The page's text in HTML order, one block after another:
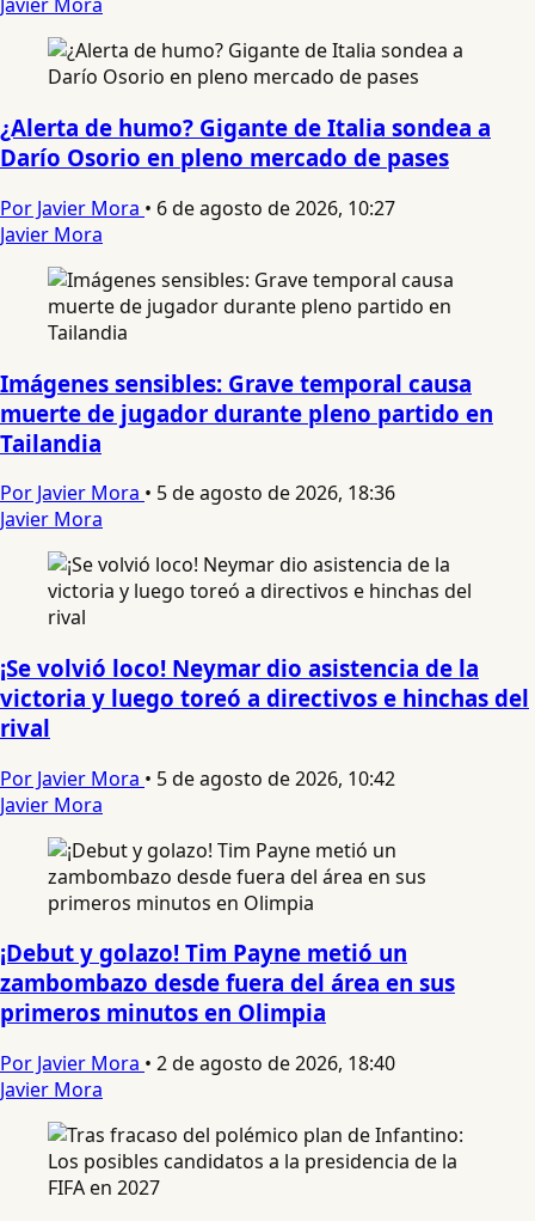
Javier Mora
¿Alerta de humo? Gigante de Italia sondea a
Darío Osorio en pleno mercado de pases
Por Javier Mora • 6 de agosto de 2026, 10:27
Javier Mora
Imágenes sensibles: Grave temporal causa
muerte de jugador durante pleno partido en
Tailandia
Por Javier Mora • 5 de agosto de 2026, 18:36
Javier Mora
¡Se volvió loco! Neymar dio asistencia de la
victoria y luego toreó a directivos e hinchas del
rival
Por Javier Mora • 5 de agosto de 2026, 10:42
Javier Mora
¡Debut y golazo! Tim Payne metió un
zambombazo desde fuera del área en sus
primeros minutos en Olimpia
Por Javier Mora • 2 de agosto de 2026, 18:40
Javier Mora